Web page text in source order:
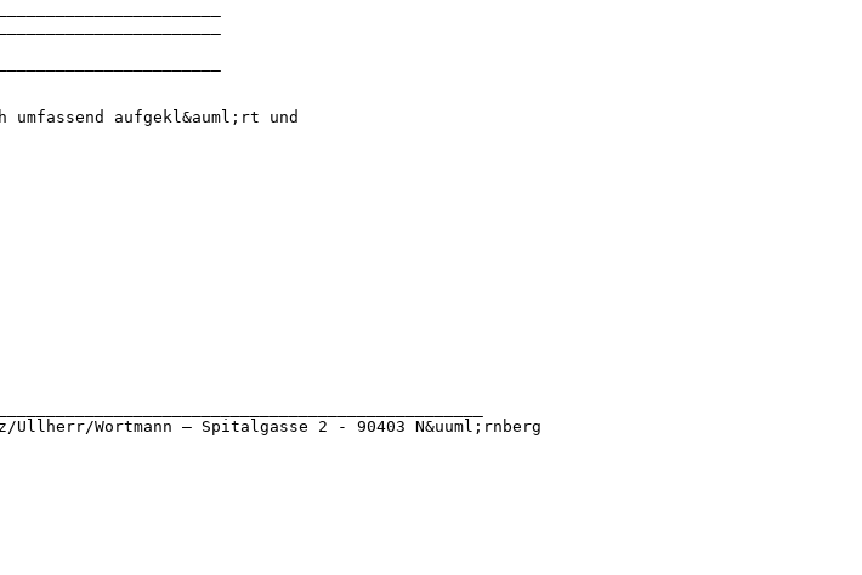
aufgekl&auml;rt und
Wortmann – Spitalgasse 2 - 90403 N&uuml;rnberg